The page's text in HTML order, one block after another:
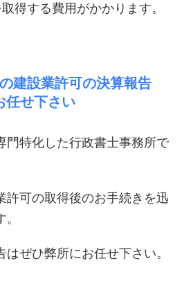
得する費用がかかります。
建設業許可の決算報告
任せ下さい
門特化した行政書士事務所で
許可の取得後のお手続きを迅
ぜひ弊所にお任せ下さい。